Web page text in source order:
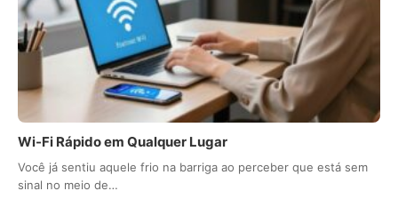
Wi-Fi Rápido em Qualquer Lugar
Você já sentiu aquele frio na barriga ao perceber que está sem
sinal no meio de…